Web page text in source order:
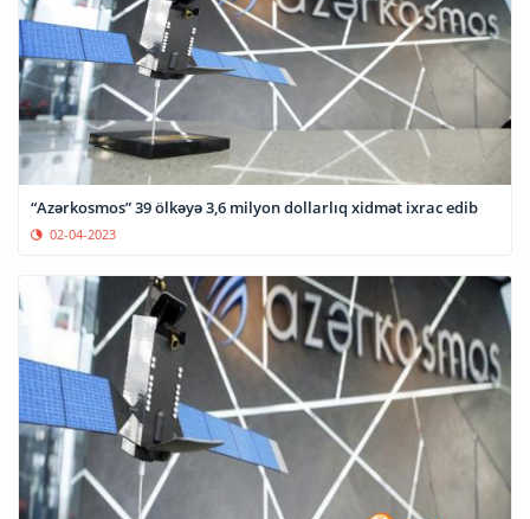
“Azərkosmos” 39 ölkəyə 3,6 milyon dollarlıq xidmət ixrac edib
02-04-2023